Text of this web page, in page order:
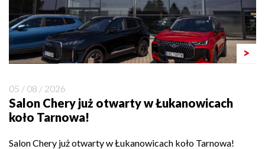
>
05 / 08 / 2026
Salon Chery już otwarty w Łukanowicach
koło Tarnowa!
Salon Chery już otwarty w Łukanowicach koło Tarnowa!